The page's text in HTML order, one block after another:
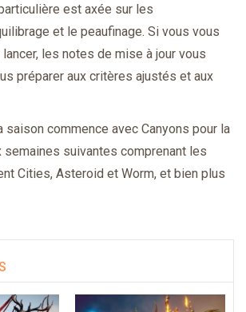
est axée sur les
et le peaufinage. Si vous vous
les notes de mise à jour vous
préparer aux critères ajustés et aux
saison commence avec Canyons pour la
semaines suivantes comprenant les
Cities, Asteroid et Worm, et bien plus